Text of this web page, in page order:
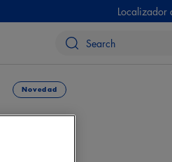
Localizador
Novedad